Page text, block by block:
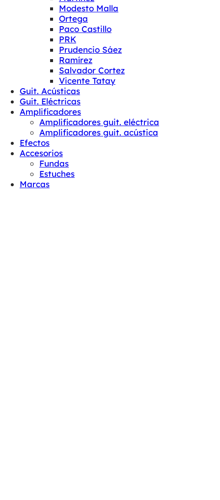
Modesto Malla
Ortega
Paco Castillo
PRK
Prudencio Sáez
Ramírez
Salvador Cortez
Vicente Tatay
Guit. Acústicas
Guit. Eléctricas
Amplificadores
Amplificadores guit. eléctrica
Amplificadores guit. acústica
Efectos
Accesorios
Fundas
Estuches
Marcas